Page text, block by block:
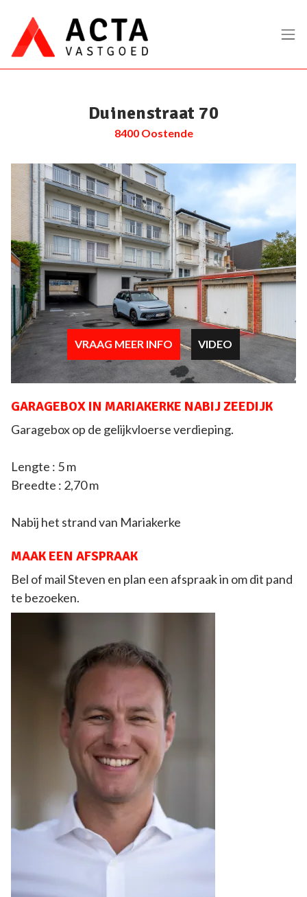
Duinenstraat 70
8400 Oostende
VRAAG MEER INFO VIDEO
GARAGEBOX IN MARIAKERKE NABIJ ZEEDIJK
Garagebox op de gelijkvloerse verdieping.
Lengte : 5 m
Breedte : 2,70 m
Nabij het strand van Mariakerke
MAAK EEN AFSPRAAK
Bel of mail Steven en plan een afspraak in om dit pand
te bezoeken.